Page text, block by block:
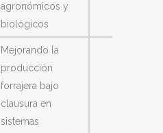
agronómicos y
biológicos
Mejorando la
producción
forrajera bajo
clausura en
sistemas